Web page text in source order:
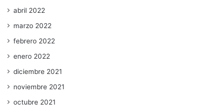
abril 2022
marzo 2022
febrero 2022
enero 2022
diciembre 2021
noviembre 2021
octubre 2021